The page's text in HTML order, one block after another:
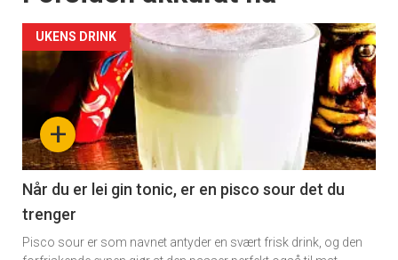
+
UKENS DRINK
Når du er lei gin tonic, er en pisco sour det du
trenger
Pisco sour er som navnet antyder en svært frisk drink, og den